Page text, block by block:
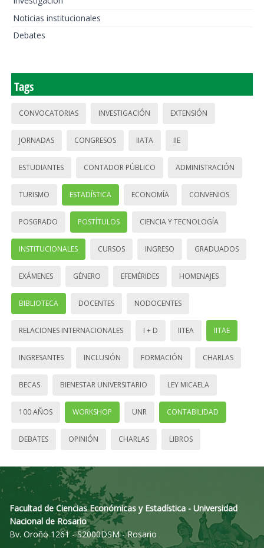
Noticias institucionales
Debates
Tags
CONVOCATORIAS INVESTIGACIÓN EXTENSIÓN
JORNADAS CONGRESOS IIATA IIE
ESTUDIANTES CONTADOR PÚBLICO ADMINISTRACIÓN
TURISMO ESTADÍSTICA ECONOMÍA CONVENIOS
POSGRADO POSTÍTULOS CIENCIA Y TECNOLOGÍA
INSTITUCIONALES CURSOS INGRESO GRADUADOS
EXÁMENES GÉNERO EFEMÉRIDES HOMENAJES
BIBLIOTECA DOCENTES NODOCENTES
RELACIONES INTERNACIONALES I + D IITEA IITAE
INGRESANTES INCLUSIÓN FORMACIÓN CHARLAS
BECAS BIENESTAR UNIVERSITARIO LEY MICAELA
100 AÑOS WORKSHOP UNR CONTABILIDAD
DEBATES OPINIÓN CHARLAS LIBROS
Facultad de Ciencias Económicas y Estadística - Universidad
Nacional de Rosario
Bv. Oroño 1261 - S2000DSM - Rosario